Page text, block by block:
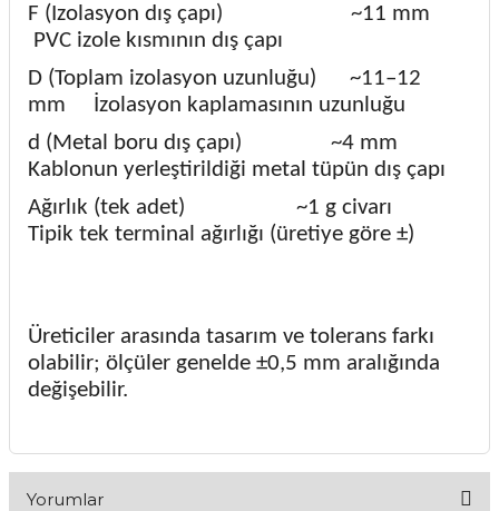
F (Izolasyon dış çapı)
~11 mm
PVC izole kısmının dış çapı
D (Toplam izolasyon uzunluğu)
~11–12
mm
İzolasyon kaplamasının uzunluğu
d (Metal boru dış çapı)
~4 mm
Kablonun yerleştirildiği metal tüpün dış çapı
Ağırlık (tek adet)
~1 g civarı
Tipik tek terminal ağırlığı (üretiye göre ±)
Üreticiler arasında tasarım ve tolerans farkı
olabilir; ölçüler genelde ±0,5 mm aralığında
değişebilir.
Yorumlar